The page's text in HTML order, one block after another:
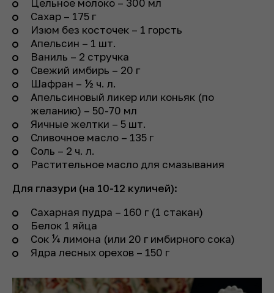
Сахар – 175 г
Изюм без косточек – 1 горсть
Апельсин – 1 шт.
Ваниль – 2 стручка
Свежий имбирь – 20 г
Шафран – ½ ч. л.
Апельсиновый ликер или коньяк (по
желанию) – 50-70 мл
Яичные желтки – 5 шт.
Сливочное масло – 135 г
Соль – 2 ч. л.
Растительное масло для смазывания
Для глазури (на 10-12 куличей):
Сахарная пудра – 160 г (1 стакан)
Белок 1 яйца
Сок ¼ лимона (или 20 г имбирного сока)
Ядра лесных орехов – 150 г